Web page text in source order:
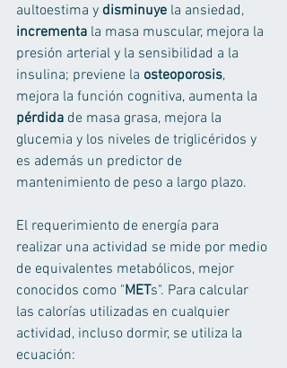
aultoestima y disminuye la ansiedad,
incrementa la masa muscular, mejora la
presión arterial y la sensibilidad a la
insulina; previene la osteoporosis,
mejora la función cognitiva, aumenta la
pérdida de masa grasa, mejora la
glucemia y los niveles de triglicéridos y
es además un predictor de
mantenimiento de peso a largo plazo.
El requerimiento de energía para
realizar una actividad se mide por medio
de equivalentes metabólicos, mejor
conocidos como "METs". Para calcular
las calorías utilizadas en cualquier
actividad, incluso dormir, se utiliza la
ecuación: